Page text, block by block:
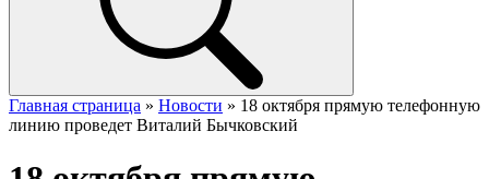
Главная страница » Новости » 18 октября прямую телефонную
линию проведет Виталий Бычковский